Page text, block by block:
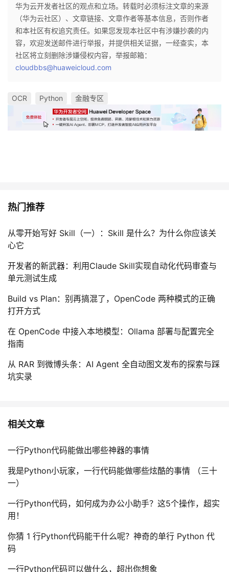
华为云开发者社区的观点和立场。转载时必须标注文章的来源
（华为云社区）、文章链接、文章作者等基本信息，否则作者
和本社区有权追究责任。如果您发现本社区中有涉嫌抄袭的内
容，欢迎发送邮件进行举报，并提供相关证据，一经查实，本
社区将立刻删除涉嫌侵权内容，举报邮箱：
cloudbbs@huaweicloud.com
OCR Python 金融专区
热门推荐
从零开始写好 Skill（一）：Skill 是什么？为什么你应该关
心它
开发者的新武器：利用Claude Skill实现自动化代码审查与
单元测试生成
Build vs Plan：别再搞混了，OpenCode 两种模式的正确
打开方式
在 OpenCode 中接入本地模型：Ollama 部署与配置完全
指南
从 RAR 到微博头条：AI Agent 全自动图文发布的探索与踩
坑实录
相关文章
一行Python代码能做出哪些神器的事情
我是Python小玩家，一行代码能做哪些炫酷的事情 （三十
一）
一行Python代码，如何成为办公小助手？这5个操作，超实
用！
你猜 1 行Python代码能干什么呢？神奇的单行 Python 代
码
一行Python代码可以做什么，超出你想象